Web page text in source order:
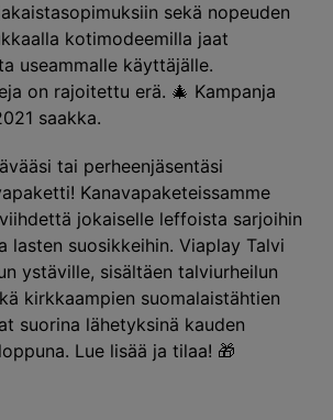
sekä nopeuden
kotimodeemilla jaat
useammalle käyttäjälle.
on rajoitettu erä. 🎄 Kampanja
saakka.
tai perheenjäsentäsi
Kanavapaketeissamme
jokaiselle leffoista sarjoihin
lasten suosikkeihin. Viaplay Talvi
ystäville, sisältäen talviurheilun
kirkkaampien suomalaistähtien
suorina lähetyksinä kauden
Lue lisää ja tilaa! 🎁